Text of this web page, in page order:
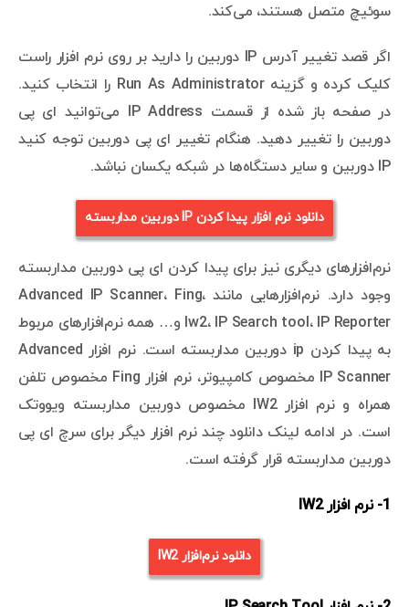
سوئیچ متصل هستند، می‌کند.
اگر قصد تغییر آدرس IP دوربین را دارید بر روی نرم افزار راست
کلیک کرده و گزینه Run As Administrator را انتخاب کنید.
در صفحه باز شده از قسمت IP Address می‌توانید ای پی
دوربین را تغییر دهید. هنگام تغییر ای پی دوربین توجه کنید
IP دوربین و سایر دستگاه‌ها در شبکه یکسان نباشد.
دانلود نرم افزار پیدا کردن IP دوربین مداربسته
نرم‌افزارهای دیگری نیز برای پیدا کردن ای پی دوربین مداربسته
وجود دارد. نرم‌افزارهایی مانند Advanced IP Scanner، Fing،
Iw2، IP Search tool، IP Reporter و… همه نرم‌افزارهای مربوط
به پیدا کردن ip دوربین مداربسته است. نرم افزار Advanced
IP Scanner مخصوص کامپیوتر، نرم افزار Fing مخصوص تلفن
همراه و نرم افزار IW2 مخصوص دوربین مداربسته ویووتک
است. در ادامه لینک دانلود چند نرم افزار دیگر برای سرچ ای پی
دوربین مداربسته قرار گرفته است.
1- نرم افزار IW2
دانلود نرم‌افزار IW2